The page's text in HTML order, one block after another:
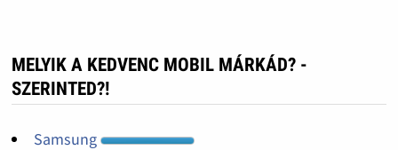
MELYIK A KEDVENC MOBIL MÁRKÁD? -
SZERINTED?!
Samsung